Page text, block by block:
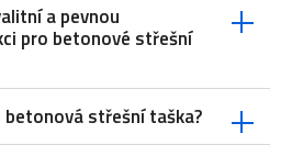
a pevnou
pro betonové střešní
betonová střešní taška?